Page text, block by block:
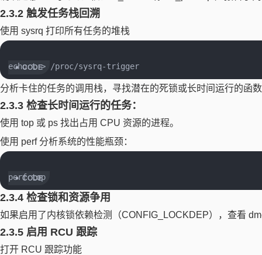
2.3.2 触发任务栈回溯
使用 sysrq 打印所有任务的堆栈
分析卡住的任务的调用栈，寻找潜在的死锁或长时间运行的函
2.3.3 检查长时间运行的任务：
使用 top 或 ps 找出占用 CPU 资源的进程。
使用 perf 分析系统的性能瓶颈：
2.3.4 检查锁和资源争用
如果启用了内核锁依赖检测（CONFIG_LOCKDEP），查看
2.3.5 启用 RCU 跟踪
打开 RCU 跟踪功能